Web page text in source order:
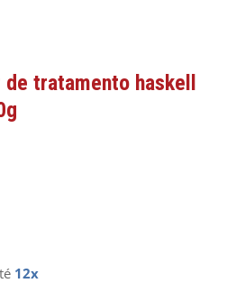
tratamento haskell
12x